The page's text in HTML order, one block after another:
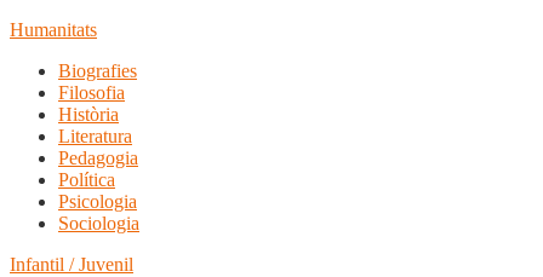
Humanitats
Biografies
Filosofia
Història
Literatura
Pedagogia
Política
Psicologia
Sociologia
Infantil / Juvenil